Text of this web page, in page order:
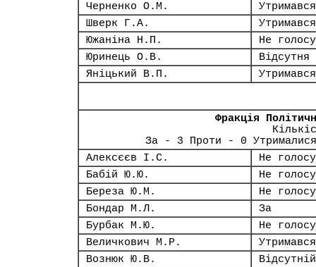
Черненко О.М.
Утримався
Шверк Г.А.
Утримався
Южаніна Н.П.
Не
Юринець О.В.
Відсутня
Яніцький В.П.
Утримався
Фракція
За - 3 Проти - 0
Алексєєв І.С.
Не
Бабій Ю.Ю.
Не
Береза Ю.М.
Не
Бондар М.Л.
За
Бурбак М.Ю.
Не
Величкович М.Р.
Утримався
Вознюк Ю.В.
Відсутній